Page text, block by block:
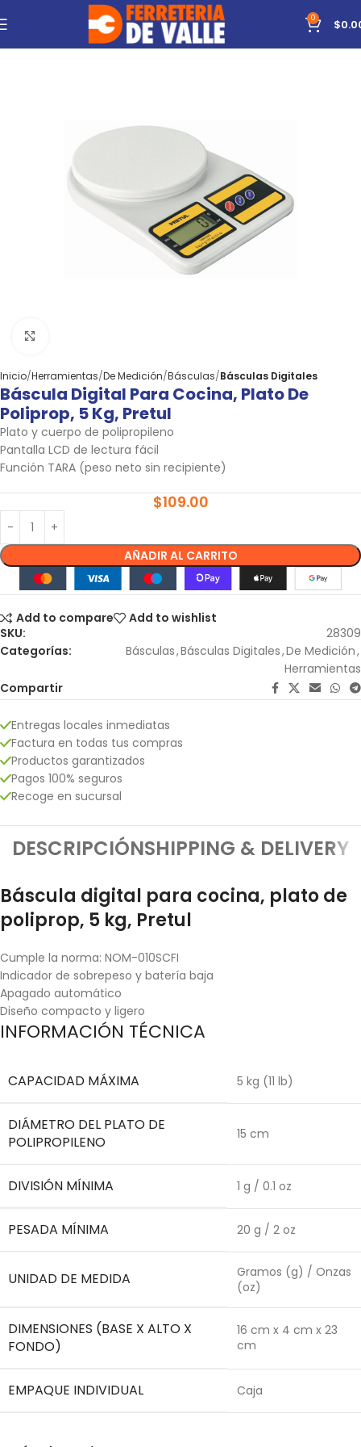
0 $
Inicio Herramientas De Medición Básculas Básculas Digitales
Báscula Digital Para Cocina, Plato De
Poliprop, 5 Kg, Pretul
Plato y cuerpo de polipropileno
Pantalla LCD de lectura fácil
Función TARA (peso neto sin recipiente)
$109.00
AÑADIR AL CARRITO
Add to compare
Add to wishlist
SKU:
28309
Categorías:
Básculas,Básculas Digitales,De Medición,
Herramientas
Compartir
Entregas locales inmediatas
Factura en todas tus compras
Productos garantizados
Pagos 100% seguros
Recoge en sucursal
DESCRIPCIÓNSHIPPING & DELIVERY
Báscula digital para cocina, plato de
poliprop, 5 kg, Pretul
Cumple la norma: NOM-010SCFI
Indicador de sobrepeso y batería baja
Apagado automático
Diseño compacto y ligero
INFORMACIÓN TÉCNICA
CAPACIDAD MÁXIMA 5 kg (11 lb)
DIÁMETRO DEL PLATO DE
POLIPROPILENO
15 cm
DIVISIÓN MÍNIMA 1 g / 0.1 oz
PESADA MÍNIMA 20 g / 2 oz
UNIDAD DE MEDIDA
Gramos (g) / Onzas
(oz)
DIMENSIONES (BASE X ALTO X
FONDO)
16 cm x 4 cm x 23
cm
EMPAQUE INDIVIDUAL Caja